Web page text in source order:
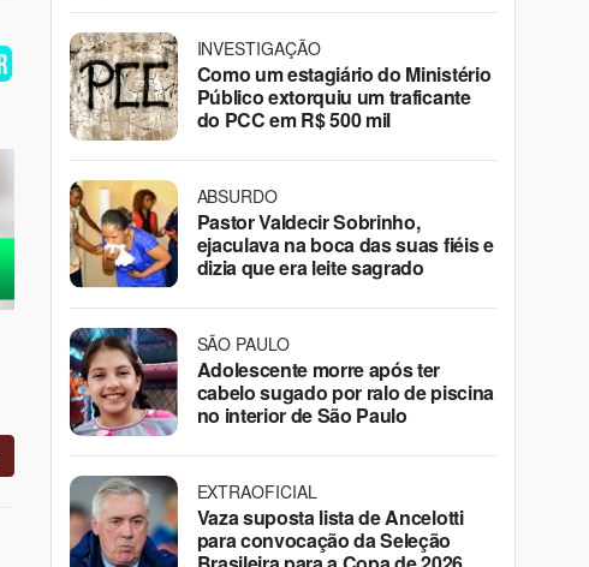
INVESTIGAÇÃO
Como um estagiário do Ministério
Público extorquiu um traficante
do PCC em R$ 500 mil
ABSURDO
Pastor Valdecir Sobrinho,
ejaculava na boca das suas fiéis e
dizia que era leite sagrado
SÃO PAULO
Adolescente morre após ter
cabelo sugado por ralo de piscina
no interior de São Paulo
EXTRAOFICIAL
Vaza suposta lista de Ancelotti
para convocação da Seleção